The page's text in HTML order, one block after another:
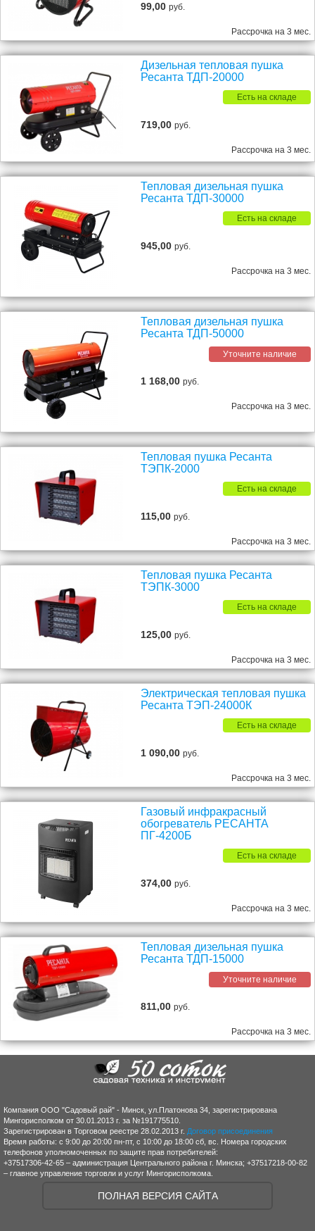
99,00руб.
Рассрочка на 3 мес.
Дизельная тепловая пушка
Ресанта ТДП-20000
Есть на складе
719,00руб.
Рассрочка на 3 мес.
Тепловая дизельная пушка
Ресанта ТДП-30000
Есть на складе
945,00руб.
Рассрочка на 3 мес.
Тепловая дизельная пушка
Ресанта ТДП-50000
Уточните наличие
1 168,00руб.
Рассрочка на 3 мес.
Тепловая пушка Ресанта
ТЭПК-2000
Есть на складе
115,00руб.
Рассрочка на 3 мес.
Тепловая пушка Ресанта
ТЭПК-3000
Есть на складе
125,00руб.
Рассрочка на 3 мес.
Электрическая тепловая пушка
Ресанта ТЭП-24000К
Есть на складе
1 090,00руб.
Рассрочка на 3 мес.
Газовый инфракрасный
обогреватель РЕСАНТА
ПГ-4200Б
Есть на складе
374,00руб.
Рассрочка на 3 мес.
Тепловая дизельная пушка
Ресанта ТДП-15000
Уточните наличие
811,00руб.
Рассрочка на 3 мес.
Компания ООО "Садовый рай" - Минск, ул.Платонова 34, зарегистрирована
Мингорисполком от 30.01.2013 г. за №191775510.
Зарегистрирован в Торговом реестре 28.02.2013 г. Договор присоединения
Время работы: с 9:00 до 20:00 пн-пт, с 10:00 до 18:00 сб, вс. Номера городских
телефонов уполномоченных по защите прав потребителей:
+37517306-42-65 – администрация Центрального района г. Минска; +37517218-00-82
– главное управление торговли и услуг Мингорисполкома.
ПОЛНАЯ ВЕРСИЯ САЙТА